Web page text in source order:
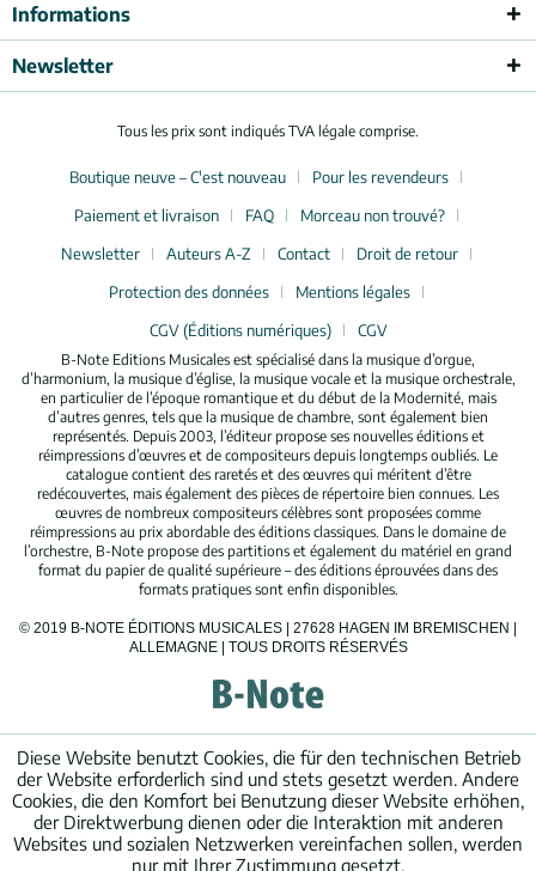
Informations
Newsletter
Tous les prix sont indiqués TVA légale comprise.
Boutique neuve – C'est nouveau
Pour les revendeurs
Paiement et livraison
FAQ
Morceau non trouvé?
Newsletter
Auteurs A-Z Contact
Droit de retour
Protection des données
Mentions légales
CGV (Éditions numériques)
CGV
B-Note Editions Musicales est spécialisé dans la musique d’orgue,
d’harmonium, la musique d’église, la musique vocale et la musique orchestrale,
en particulier de l’époque romantique et du début de la Modernité, mais
d’autres genres, tels que la musique de chambre, sont également bien
représentés. Depuis 2003, l’éditeur propose ses nouvelles éditions et
réimpressions d’œuvres et de compositeurs depuis longtemps oubliés. Le
catalogue contient des raretés et des œuvres qui méritent d’être
redécouvertes, mais également des pièces de répertoire bien connues. Les
œuvres de nombreux compositeurs célèbres sont proposées comme
réimpressions au prix abordable des éditions classiques. Dans le domaine de
l’orchestre, B-Note propose des partitions et également du matériel en grand
format du papier de qualité supérieure – des éditions éprouvées dans des
formats pratiques sont enfin disponibles.
© 2019 B-NOTE ÉDITIONS MUSICALES | 27628 HAGEN IM BREMISCHEN |
ALLEMAGNE | TOUS DROITS RÉSERVÉS
Diese Website benutzt Cookies, die für den technischen Betrieb
der Website erforderlich sind und stets gesetzt werden. Andere
Cookies, die den Komfort bei Benutzung dieser Website erhöhen,
der Direktwerbung dienen oder die Interaktion mit anderen
Websites und sozialen Netzwerken vereinfachen sollen, werden
nur mit Ihrer Zustimmung gesetzt.